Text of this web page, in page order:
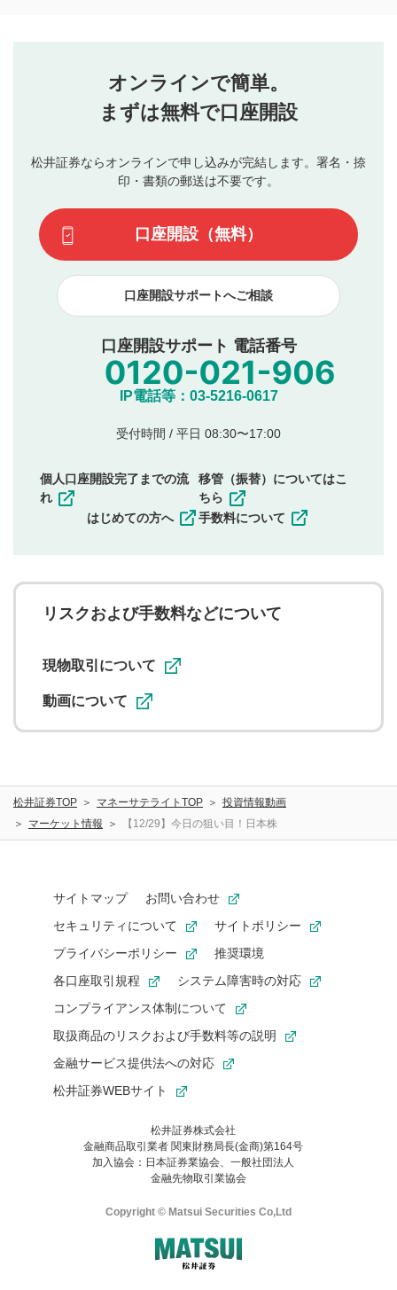
投稿するボタン
星で評価をすると投稿できます。（お名前とコメント
動画の評価
です）
行ってください。
当社は、利用者同士、もしくは利用者と第三者間のトラ
ブルによって生じた損害に対して一切の責任を負いませ
評価およびコメントは当社にて審査のうえ、掲載となり
ます。掲載されるまでに日数がかかる場合や掲載されない
てはお答えできません。各動画コンテンツへの掲載をもっ
て結果のご連絡といたします。ご了承ください。
下記の項目に該当すると判断された投稿内容は、掲載を
見合わせる場合がございます。
本動画コンテンツとは無関係の内容の投稿
他者への誹謗中傷や差別的表現投稿
公序良俗に反する内容の投稿
氏名、住所、電話番号など個人を特定できる情報の
他のサイトへの誘導や営利目的、広告・宣伝を目
他者の権利（商標、著作権、その他の知的財産
同一内容の多重投稿
その他当社が不適切と判断した投稿
一度投稿した評価およびコメントの変更・削除はできま
ことを承諾したものとします。また、利用者は、コメント
に関する著作者人格権を行使しないことに同意します。利
用者が投稿したコメントは、当社サービスの広告・宣伝、
ることがあります。
オンラインで簡単。
まずは無料で口座開設
松井証券ならオンラインで申し込みが完結します。署名・捺
印・書類の郵送は不要です。
口座開設（無料）
口座開設サポートへご相談
口座開設サポート 電話番号
IP電話等：03-5216-0617
受付時間 / 平日 08:30〜17:00
個人口座開設完了までの流
れ
はじめての方へ
移管（振替）についてはこ
ちら
手数料について
リスクおよび手数料などについて
現物取引について
動画について
松井証券TOP マネーサテライトTOP
投資情報動画
マーケット情報
【12/29】今日の狙い目！日本株
サイトマップ
お問い合わせ
セキュリティについて
サイトポリシー
プライバシーポリシー
推奨環境
各口座取引規程
システム障害時の対応
コンプライアンス体制について
取扱商品のリスクおよび手数料等の説明
金融サービス提供法への対応
松井証券WEBサイト
松井証券株式会社
金融商品取引業者 関東財務局長(金商)第164号
加入協会：日本証券業協会、一般社団法人
金融先物取引業協会
Copyright © Matsui Securities Co,Ltd
お気に入り機能は松井証券の会員限定の機能です。
お気に入り登録いただくと、後からいつでもお気に入りのコンテ
ンツを一覧でご確認いただけます。
ご利用いただくには口座開設が必要です。
はご利用の端末で一度ログインしてください。